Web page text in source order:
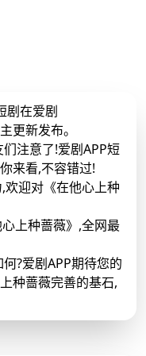
剧在爱剧
更新发布。
注意了!爱剧APP短
来看,不容错过!
迎对《在他心上种
上种蔷薇》,全网最
?爱剧APP期待您的
种蔷薇完善的基石,